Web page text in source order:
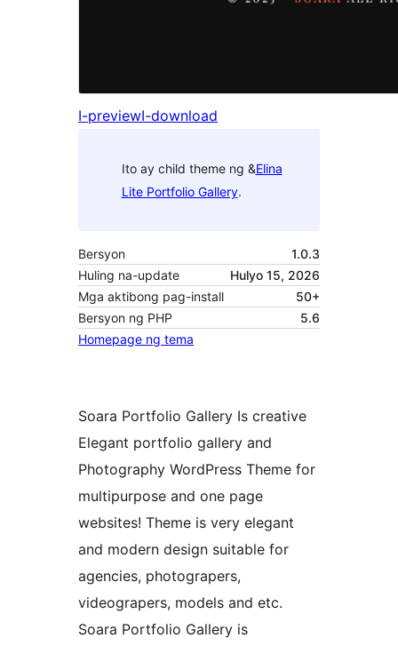
I-previewI-download
Ito ay child theme ng &Elina
Lite Portfolio Gallery.
Bersyon
1.0.3
Huling na-update
Hulyo 15, 2026
Mga aktibong pag-install
50+
Bersyon ng PHP
5.6
Homepage ng tema
Soara Portfolio Gallery Is creative
Elegant portfolio gallery and
Photography WordPress Theme for
multipurpose and one page
websites! Theme is very elegant
and modern design suitable for
agencies, photograpers,
videograpers, models and etc.
Soara Portfolio Gallery is